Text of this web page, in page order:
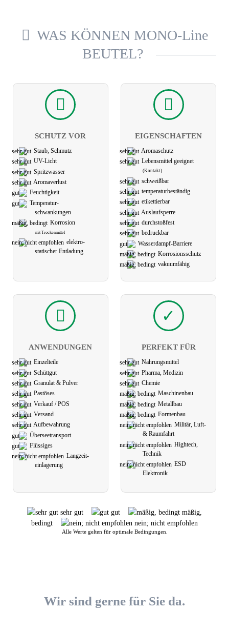
WAS KÖNNEN MONO-Line
BEUTEL?
SCHUTZ VOR
Staub, Schmutz
UV-Licht
Spritzwasser
Aromaverlust
Feuchtigkeit
Temperatur-
schwank­ungen
Korrosion
mit Trockenmittel
elektro­
statischer Ent­ladung
EIGEN­SCHAFTEN
Aroma­schutz
Lebens­mittel geeignet
(Kontakt)
schweißbar
temperatur­­beständig
etikettier­bar
Auslaufsperre
durchstoßfest
bedruckbar
Wasserdampf-Barriere
Korrosions­schutz
vakuum­fähig
ANWEN­DUNGEN
Einzelteile
Schüttgut
Granulat & Pulver
Pastöses
Verkauf / POS
Versand
Aufbe­wahrung
Übersee­transport
Flüssiges
Langzeit­
einlagerung
PERFEKT FÜR
Nahrungs­mittel
Pharma, Medizin
Chemie
Maschinen­bau
Metall­bau
Formen­bau
Militär, Luft-
& Raumfahrt
Hightech,
Technik
ESD
Elektronik
sehr gut gut
mäßig,
bedingt
nein; nicht empfohlen
Alle Werte gelten für optimale Bedingungen.
Wir sind gerne für Sie da.